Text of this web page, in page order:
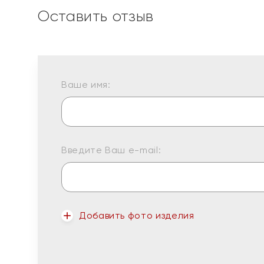
Оставить отзыв
Ваше имя:
Введите Ваш e-mail:
Добавить фото изделия